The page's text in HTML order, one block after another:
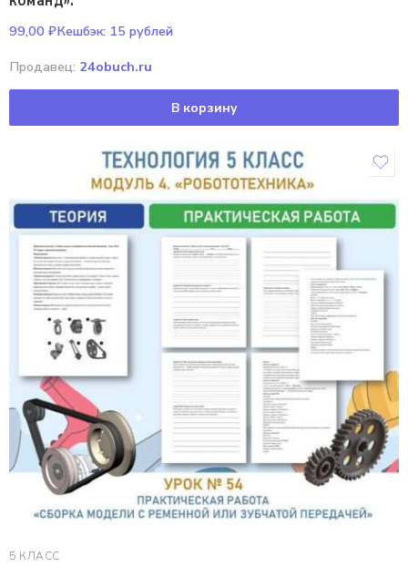
99,00 ₽Кешбэк: 15 рублей
Продавец: 24obuch.ru
В корзину
5 КЛАСС